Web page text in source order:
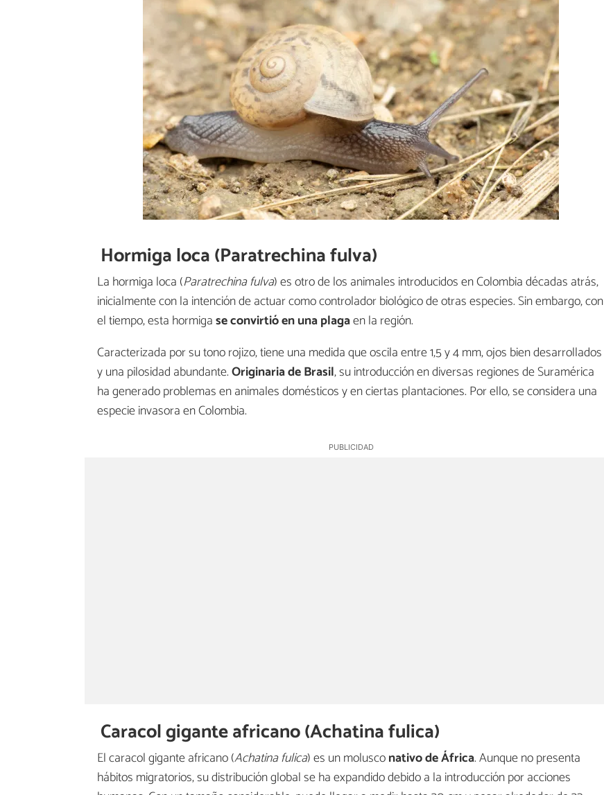
Hormiga loca (Paratrechina fulva)
La hormiga loca (Paratrechina fulva) es otro de los animales introducidos en Colombia décadas atrás,
inicialmente con la intención de actuar como controlador biológico de otras especies. Sin embargo, con
el tiempo, esta hormigase convirtió en una plagaen la región.
Caracterizada por su tono rojizo, tiene una medida que oscila entre 1,5 y 4 mm, ojos bien desarrollados
y una pilosidad abundante.Originaria de Brasil, su introducción en diversas regiones de Suramérica
ha generado problemas en animales domésticos y en ciertas plantaciones. Por ello, se considera una
especie invasora en Colombia.
Caracol gigante africano (Achatina fulica)
El caracol gigante africano (Achatina fulica) es un molusconativo de África. Aunque no presenta
hábitos migratorios, su distribución global se ha expandido debido a la introducción por acciones